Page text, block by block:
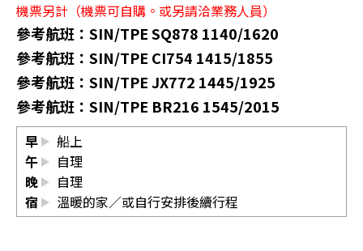
機票另計（機票可自購。或另請洽業務人員）
參考航班：SIN/TPE SQ878 1140/1620
參考航班：SIN/TPE CI754 1415/1855
參考航班：SIN/TPE JX772 1445/1925
參考航班：SIN/TPE BR216 1545/2015
早
船上
午
自理
晚
自理
宿
溫暖的家／或自行安排後續行程